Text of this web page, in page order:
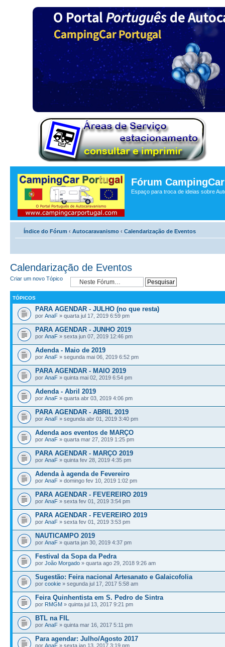
Fórum
Espaço para troca de ideias sobre
Índice do Fórum ‹ Autocaravanismo ‹ Calendarização de Eventos
Calendarização de Eventos
Criar um novo Tópico
TÓPICOS
PARA AGENDAR - JULHO (no que resta)
por AnaF » quarta jul 17, 2019 6:59 pm
PARA AGENDAR - JUNHO 2019
por AnaF » sexta jun 07, 2019 12:46 pm
Adenda - Maio de 2019
por AnaF » segunda mai 06, 2019 6:52 pm
PARA AGENDAR - MAIO 2019
por AnaF » quinta mai 02, 2019 6:54 pm
Adenda - Abril 2019
por AnaF » quarta abr 03, 2019 4:06 pm
PARA AGENDAR - ABRIL 2019
por AnaF » segunda abr 01, 2019 3:40 pm
Adenda aos eventos de MARÇO
por AnaF » quarta mar 27, 2019 1:25 pm
PARA AGENDAR - MARÇO 2019
por AnaF » quinta fev 28, 2019 4:35 pm
Adenda à agenda de Fevereiro
por AnaF » domingo fev 10, 2019 1:02 pm
PARA AGENDAR - FEVEREIRO 2019
por AnaF » sexta fev 01, 2019 3:54 pm
PARA AGENDAR - FEVEREIRO 2019
por AnaF » sexta fev 01, 2019 3:53 pm
NAUTICAMPO 2019
por AnaF » quarta jan 30, 2019 4:37 pm
Festival da Sopa da Pedra
por João Morgado » quarta ago 29, 2018 9:26 am
Sugestão: Feira nacional Artesanato e Galaicofolia
por cookie » segunda jul 17, 2017 5:58 am
Feira Quinhentista em S. Pedro de Sintra
por RMGM » quinta jul 13, 2017 9:21 pm
BTL na FIL
por AnaF » quinta mar 16, 2017 5:11 pm
Para agendar: Julho/Agosto 2017
por AnaF » sexta jan 13, 2017 3:19 pm